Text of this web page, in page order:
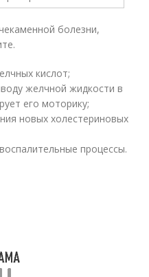
болезни,
кислот;
желчной жидкости в
его моторику;
новых холестериновых
процессы.